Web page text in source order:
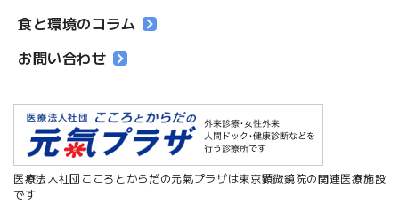
食と環境のコラム
お問い合わせ
医療法人社団こころとからだの元氣プラザは東京顕微鏡院の関連医療施設
です